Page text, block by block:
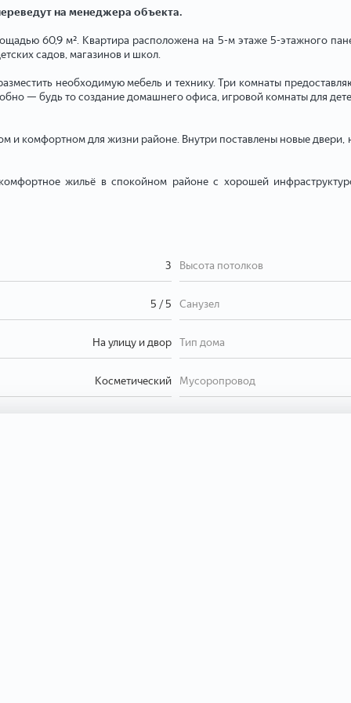
на менеджера объекта.
60,9 м². Квартира расположена на 5-м этаже 5-этажного
садов, магазинов и школ.
необходимую мебель и технику. Три комнаты
— будь то создание домашнего офиса, игровой комнаты для
и комфортном для жизни районе. Внутри поставлены новые двери,
жильё в спокойном районе с хорошей
3 Высота потолков
5 / 5 Санузел
На улицу и двор Тип дома
Косметический Мусоропровод